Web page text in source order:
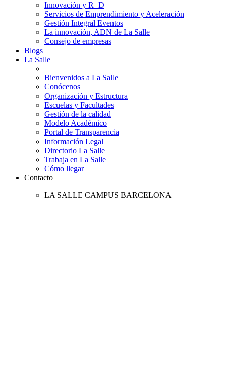
Innovación y R+D
Servicios de Emprendimiento y Aceleración
Gestión Integral Eventos
La innovación, ADN de La Salle
Consejo de empresas
Blogs
La Salle
Bienvenidos a La Salle
Conócenos
Organización y Estructura
Escuelas y Facultades
Gestión de la calidad
Modelo Académico
Portal de Transparencia
Información Legal
Directorio La Salle
Trabaja en La Salle
Cómo llegar
Contacto
LA SALLE CAMPUS BARCELONA